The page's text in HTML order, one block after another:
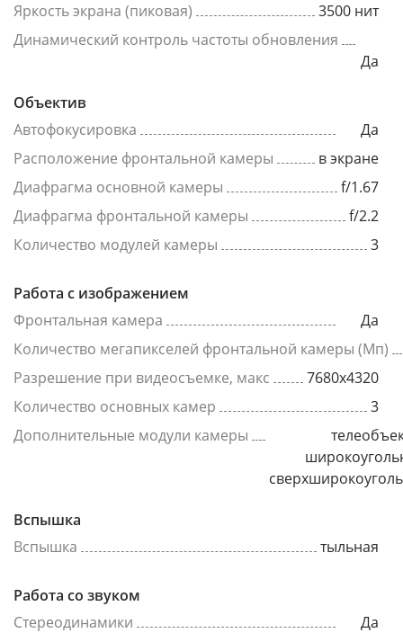
Яркость экрана (пиковая)
3500 нит
Динамический контроль частоты обновления
Да
Объектив
Автофокусировка
Да
Расположение фронтальной камеры
в экране
Диафрагма основной камеры
f/1.67
Диафрагма фронтальной камеры
f/2.2
Количество модулей камеры
3
Работа с изображением
Фронтальная камера
Да
Количество мегапикселей фронтальной камеры (Мп)
Разрешение при видеосъемке, макс
7680x4320
Количество основных камер
3
Дополнительные модули камеры
Вспышка
Вспышка
тыльная
Работа со звуком
Стереодинамики
Да